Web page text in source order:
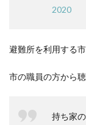
2020
避難所を利用する
市の職員の方から
持ち家